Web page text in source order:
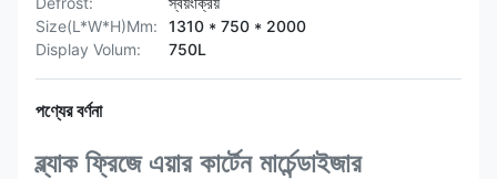
Size(L*W*H)Mm:
1310 * 750 * 2000
Display Volum:
750L
পণ্যের বর্ণনা
ব্ল্যাক ফ্রিজে এয়ার কার্টেন মার্চেন্ডাইজার